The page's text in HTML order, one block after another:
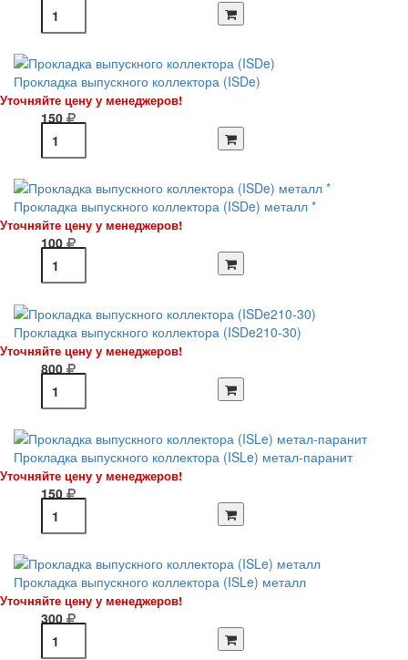
Прокладка выпускного коллектора (ISDe)
Уточняйте цену у менеджеров!
150
Прокладка выпускного коллектора (ISDe) металл *
Уточняйте цену у менеджеров!
100
Прокладка выпускного коллектора (ISDe210-30)
Уточняйте цену у менеджеров!
800
Прокладка выпускного коллектора (ISLe) метал-паранит
Уточняйте цену у менеджеров!
150
Прокладка выпускного коллектора (ISLe) металл
Уточняйте цену у менеджеров!
300